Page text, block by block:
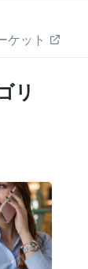
ケット
リ